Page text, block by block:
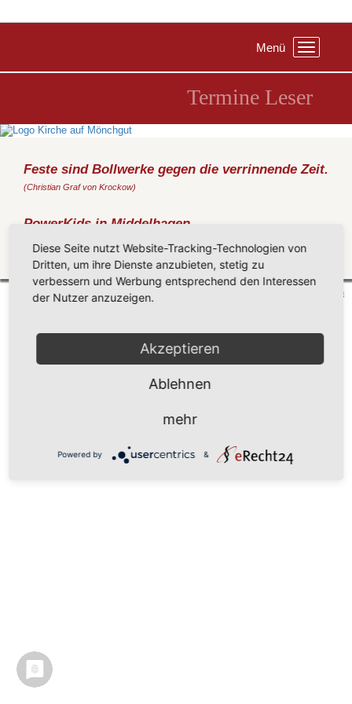
Toggle
Menü
Termine Leser
Feste sind Bollwerke gegen die verrinnende Zeit.
(Christian Graf von Krockow)
PowerKids in Middelhagen
Zurück
Mönchgut 2026 | | vicon
Diese Seite nutzt Website-Tracking-Technologien von
Dritten, um ihre Dienste anzubieten, stetig zu
verbessern und Werbung entsprechend den Interessen
der Nutzer anzuzeigen.
Akzeptieren
Ablehnen
mehr
Powered by &